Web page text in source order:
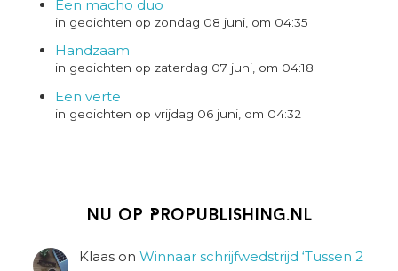
Een macho duo
in gedichten op zondag 08 juni, om 04:35
Handzaam
in gedichten op zaterdag 07 juni, om 04:18
Een verte
in gedichten op vrijdag 06 juni, om 04:32
Nu op Propublishing.nl
Klaas on Winnaar schrijfwedstrijd ‘Tussen 2